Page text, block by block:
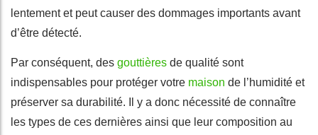
lentement et peut causer des dommages importants avant
d’être détecté.
Par conséquent, des gouttières de qualité sont
indispensables pour protéger votre maison de l’humidité et
préserver sa durabilité. Il y a donc nécessité de connaître
les types de ces dernières ainsi que leur composition au